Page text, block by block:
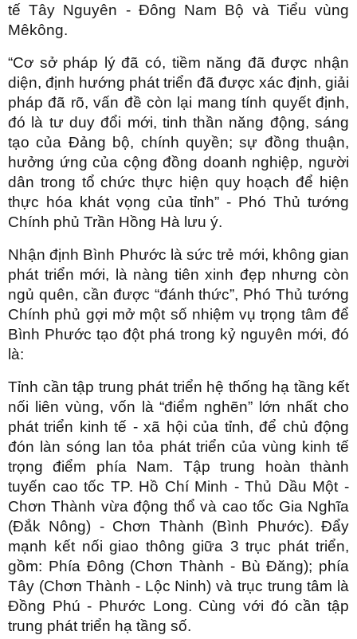
tế Tây Nguyên - Đông Nam Bộ và Tiểu vùng
Mêkông.
“Cơ sở pháp lý đã có, tiềm năng đã được nhận
diện, định hướng phát triển đã được xác định, giải
pháp đã rõ, vấn đề còn lại mang tính quyết định,
đó là tư duy đổi mới, tinh thần năng động, sáng
tạo của Đảng bộ, chính quyền; sự đồng thuận,
hưởng ứng của cộng đồng doanh nghiệp, người
dân trong tổ chức thực hiện quy hoạch để hiện
thực hóa khát vọng của tỉnh” - Phó Thủ tướng
Chính phủ Trần Hồng Hà lưu ý.
Nhận định Bình Phước là sức trẻ mới, không gian
phát triển mới, là nàng tiên xinh đẹp nhưng còn
ngủ quên, cần được “đánh thức”, Phó Thủ tướng
Chính phủ gợi mở một số nhiệm vụ trọng tâm để
Bình Phước tạo đột phá trong kỷ nguyên mới, đó
là:
Tỉnh cần tập trung phát triển hệ thống hạ tầng kết
nối liên vùng, vốn là “điểm nghẽn” lớn nhất cho
phát triển kinh tế - xã hội của tỉnh, để chủ động
đón làn sóng lan tỏa phát triển của vùng kinh tế
trọng điểm phía Nam. Tập trung hoàn thành
tuyến cao tốc TP. Hồ Chí Minh - Thủ Dầu Một -
Chơn Thành vừa động thổ và cao tốc Gia Nghĩa
(Đắk Nông) - Chơn Thành (Bình Phước). Đẩy
mạnh kết nối giao thông giữa 3 trục phát triển,
gồm: Phía Đông (Chơn Thành - Bù Đăng); phía
Tây (Chơn Thành - Lộc Ninh) và trục trung tâm là
Đồng Phú - Phước Long. Cùng với đó cần tập
trung phát triển hạ tầng số.